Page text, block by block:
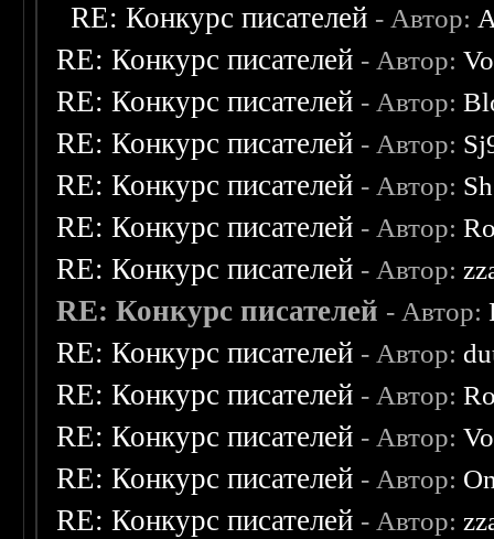
RE: Конкурс писателей - Автор:
RE: Конкурс писателей - Автор:
RE: Конкурс писателей - Автор:
RE: Конкурс писателей - Автор:
RE: Конкурс писателей - Автор:
RE: Конкурс писателей - Автор:
RE: Конкурс писателей - Автор:
RE: Конкурс писателей - Автор:
RE: Конкурс писателей - Автор:
RE: Конкурс писателей - Автор:
RE: Конкурс писателей - Автор:
RE: Конкурс писателей - Автор:
RE: Конкурс писателей - Автор: